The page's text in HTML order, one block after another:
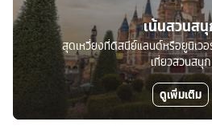
เน้นสวนส
สุดเหวี่ยงที่ดิสนีย์แลนด์หรือยูนิเว
เที่ยวสวนสนุก
ดูเพิ่มเติม